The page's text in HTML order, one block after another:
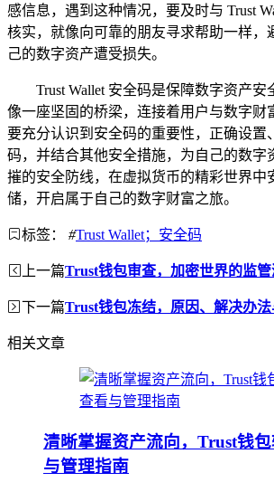
感信息，遇到这种情况，要及时与 Trust
核实，就像向可靠的朋友寻求帮助一样，
己的数字资产遭受损失。
Trust Wallet 安全码是保障数字资产
像一座坚固的桥梁，连接着用户与数字财
要充分认识到安全码的重要性，正确设置
码，并结合其他安全措施，为自己的数字
摧的安全防线，在虚拟货币的精彩世界中
储，开启属于自己的数字财富之旅。
标签： #Trust Wallet；安全码
上一篇Trust钱包审查，加密世界的监
下一篇Trust钱包冻结，原因、解决办
相关文章
清晰掌握资产流向，Trust钱
与管理指南